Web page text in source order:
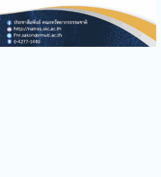
คณะทรัพยากรธรรมชาติร่วม
ดำเนินการจัดการบรรยาย
พิเศษหัวข้อ“รู้ให้ทัน ป้องกัน
โรค FMD”